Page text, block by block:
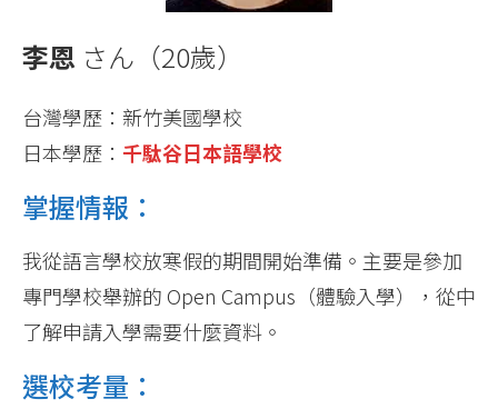
李恩 さん（20歲）
台灣學歷：新竹美國學校
日本學歷： 千駄谷日本語學校
掌握情報：
我從語言學校放寒假的期間開始準備。主要是參加
專門學校舉辦的 Open Campus（體驗入學），從中
了解申請入學需要什麼資料。
選校考量：